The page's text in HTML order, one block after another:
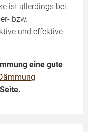
ist allerdings bei
bzw.
und effektive
eine gute